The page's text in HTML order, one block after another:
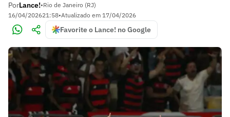
PorLance!•Rio de Janeiro (RJ)
16/04/202621:58•Atualizado em 17/04/2026
Favorite o Lance! no Google